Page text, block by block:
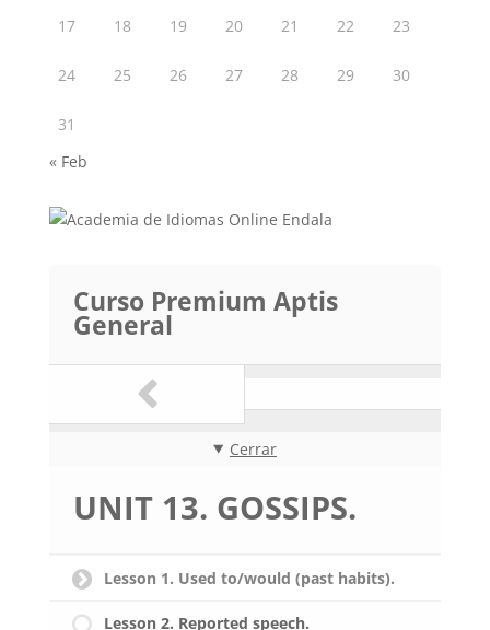
17 18 19 20 21 22 23
24 25 26 27 28 29 30
31
« Feb
Curso Premium Aptis
General
Cerrar
UNIT 13. GOSSIPS.
Lesson 1. Used to/would (past habits).
Lesson 2. Reported speech.